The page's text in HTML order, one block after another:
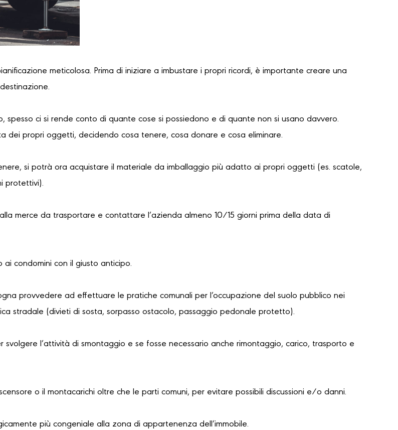
meticolosa. Prima di iniziare a imbustare i propri ricordi, è importante creare una
spesso ci si rende conto di quante cose si possiedono e di quante non si usano davvero.
propri oggetti, decidendo cosa tenere, cosa donare e cosa eliminare.
si potrà ora acquistare il materiale da imballaggio più adatto ai propri oggetti (es. scatole,
protettivi).
merce da trasportare e contattare l’azienda almeno 10/15 giorni prima della data di
ai condomini con il giusto anticipo.
provvedere ad effettuare le pratiche comunali per l’occupazione del suolo pubblico nei
stradale (divieti di sosta, sorpasso ostacolo, passaggio pedonale protetto).
l’attività di smontaggio e se fosse necessario anche rimontaggio, carico, trasporto e
o il montacarichi oltre che le parti comuni, per evitare possibili discussioni e/o danni.
più congeniale alla zona di appartenenza dell’immobile.